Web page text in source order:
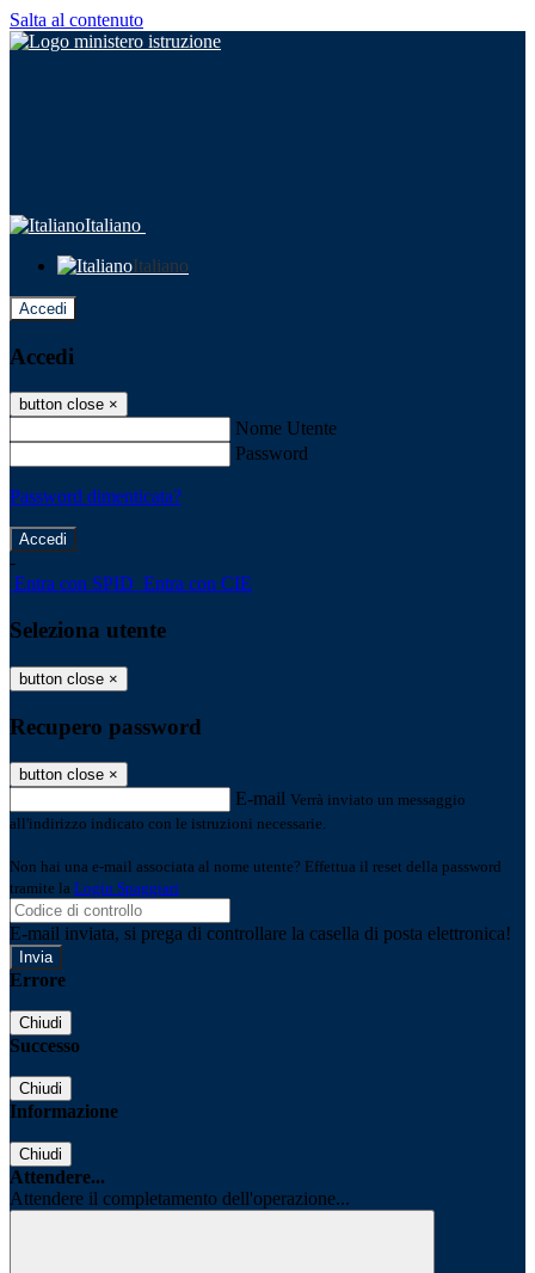
Salta al contenuto
Italiano
Italiano
Accedi
Accedi
button close ×
Nome Utente
Password
Password dimenticata?
-
Entra con SPID Entra con CIE
Seleziona utente
button close ×
Recupero password
button close ×
E-mail Verrà inviato un messaggio
all'indirizzo indicato con le istruzioni necessarie.
Non hai una e-mail associata al nome utente? Effettua il reset della password
tramite la Login Spaggiari
E-mail inviata, si prega di controllare la casella di posta elettronica!
Errore
Chiudi
Successo
Chiudi
Informazione
Chiudi
Attendere...
Attendere il completamento dell'operazione...